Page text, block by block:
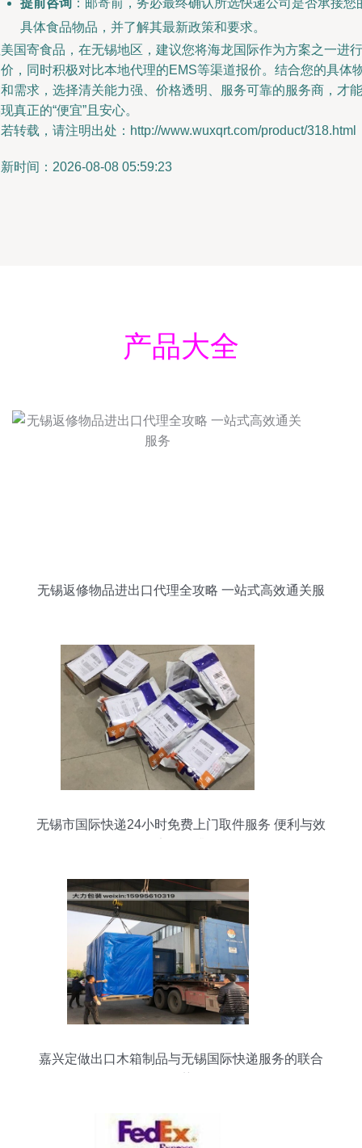
提前咨询
：邮寄前，务必最终确认所选快递公司是否承接您
具体食品物品，并了解其最新政策和要求。
国寄食品，在无锡地区，建议您将海龙国际作为方案之一进行
，同时积极对比本地代理的EMS等渠道报价。结合您的具体
需求，选择清关能力强、价格透明、服务可靠的服务商，才能
真正的“便宜”且安心。
转载，请注明出处：http://www.wuxqrt.com/product/318.html
时间：2026-08-08 05:59:23
产品大全
无锡返修物品进出口代理全攻略 一站式高效通关服
无锡市国际快递24小时免费上门取件服务 便利与效
嘉兴定做出口木箱制品与无锡国际快递服务的联合